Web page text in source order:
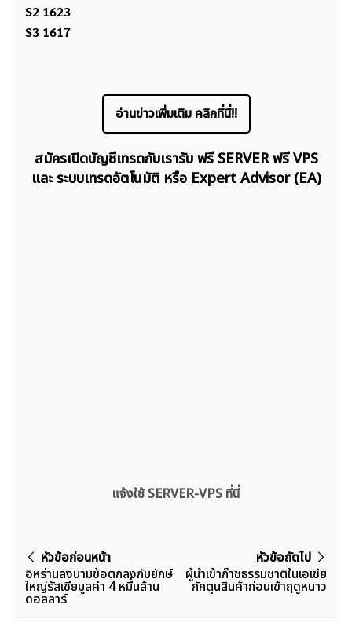
S2 1623
S3 1617
อ่านข่าวเพิ่มเติม คลิกที่นี่!!
สมัครเปิดบัญชีเทรดกับเรารับ ฟรี SERVER ฟรี VPS
และ ระบบเทรดอัตโนมัติ หรือ Expert Advisor (EA)
แจ้งใช้ SERVER-VPS ที่นี่
แนะแนว
เรื่อง
หัวข้อก่อนหน้า
อิหร่านลงนามข้อตกลงกับยักษ์
ใหญ่รัสเซียมูลค่า 4 หมื่นล้าน
ดอลลาร์
หัวข้อถัดไป
ผู้นำเข้าก๊าซธรรมชาติในเอเชีย
กักตุนสินค้าก่อนเข้าฤดูหนาว